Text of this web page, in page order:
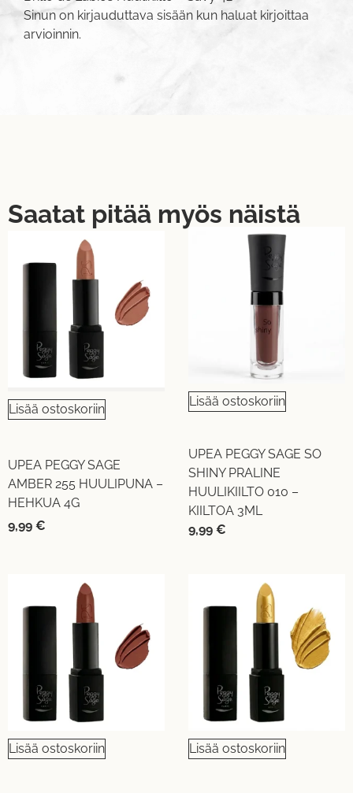
Sinun on kirjauduttava sisään kun haluat kirjoittaa
arvioinnin.
Saatat pitää myös näistä
Lisää ostoskoriin
UPEA PEGGY SAGE
AMBER 255 HUULIPUNA –
HEHKUA 4G
9,99 €
Lisää ostoskoriin
UPEA PEGGY SAGE SO
SHINY PRALINE
HUULIKIILTO 010 –
KIILTOA 3ML
9,99 €
Lisää ostoskoriin Lisää ostoskoriin